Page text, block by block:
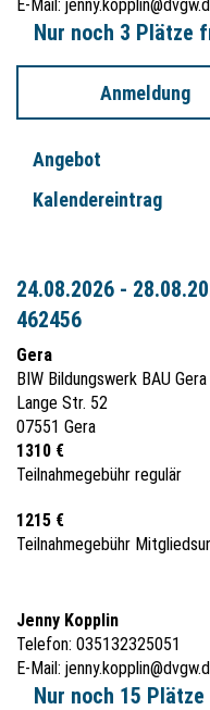
Unternehmen sowie weitere
Zulassungsvoraussetzung
rechts beim Klick auf
E-Mail:
Nur noch 3 Plätze
Anmeldung
Angebot
Kalendereintrag
24.08.2026 -
462456
Gera
BIW Bildungswerk BAU
Lange Str. 52
07551 Gera
1310 €
Teilnahmegebühr regulär
1215 €
Teilnahmegebühr
Jenny Kopplin
Telefon: 035132325051
E-Mail:
Nur noch 15